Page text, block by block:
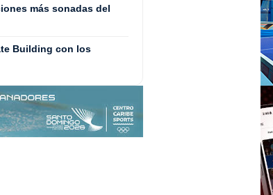
más sonadas del
Building con los